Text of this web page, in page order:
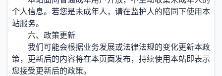
个人信息。若您是未成年人，请在监护人的陪同下使用本
站服务。
六、政策更新
我们可能会根据业务发展或法律法规的变化更新本政
策，更新后的内容将在本页面发布，持续使用本站即表示
您接受更新后的政策。